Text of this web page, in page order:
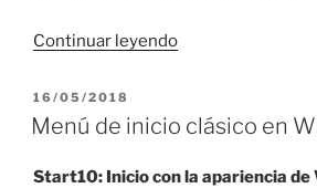
Continuar leyendo«Configurar
Windows
y
PUBLICADO
EL
16/05/2018
Menú de inicio clásico en
Start10: Inicio con la apariencia de